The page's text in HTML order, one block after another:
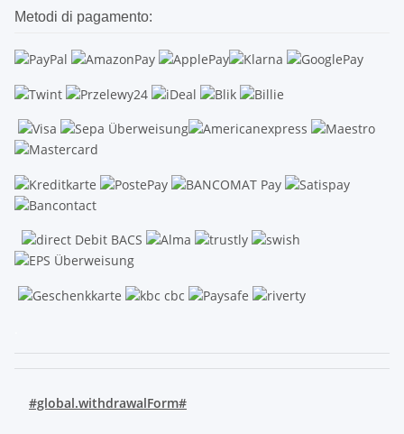
Metodi di pagamento:
#global.withdrawalForm#